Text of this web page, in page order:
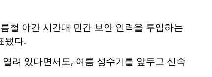
철 야간 시간대 민간 보안 인력을 투입하는
됐다.
려 있다면서도, 여름 성수기를 앞두고 신속